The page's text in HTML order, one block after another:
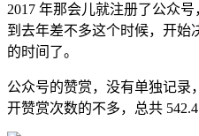
2017 年那会儿就注册了公众
到去年差不多这个时候，开始
的时间了。
公众号的赞赏，没有单独记录
开赞赏次数的不多，总共